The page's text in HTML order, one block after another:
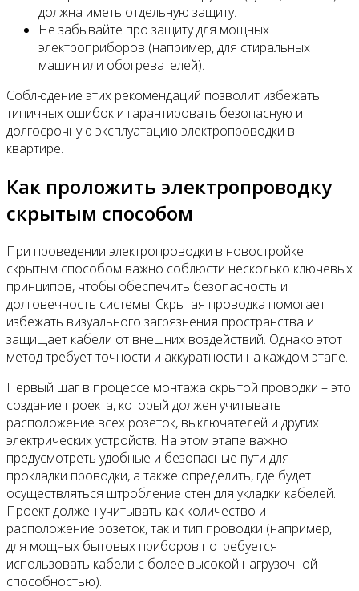
должна иметь отдельную защиту.
Не забывайте про защиту для мощных
электроприборов (например, для стиральных
машин или обогревателей).
Соблюдение этих рекомендаций позволит избежать
типичных ошибок и гарантировать безопасную и
долгосрочную эксплуатацию электропроводки в
квартире.
Как проложить электропроводку
скрытым способом
При проведении электропроводки в новостройке
скрытым способом важно соблюсти несколько ключевых
принципов, чтобы обеспечить безопасность и
долговечность системы. Скрытая проводка помогает
избежать визуального загрязнения пространства и
защищает кабели от внешних воздействий. Однако этот
метод требует точности и аккуратности на каждом этапе.
Первый шаг в процессе монтажа скрытой проводки – это
создание проекта, который должен учитывать
расположение всех розеток, выключателей и других
электрических устройств. На этом этапе важно
предусмотреть удобные и безопасные пути для
прокладки проводки, а также определить, где будет
осуществляться штробление стен для укладки кабелей.
Проект должен учитывать как количество и
расположение розеток, так и тип проводки (например,
для мощных бытовых приборов потребуется
использовать кабели с более высокой нагрузочной
способностью).